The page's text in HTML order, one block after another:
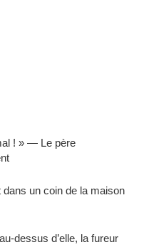
! » — Le père
un coin de la maison
dessus d’elle, la fureur